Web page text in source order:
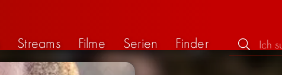
Streams Filme Serien Finder